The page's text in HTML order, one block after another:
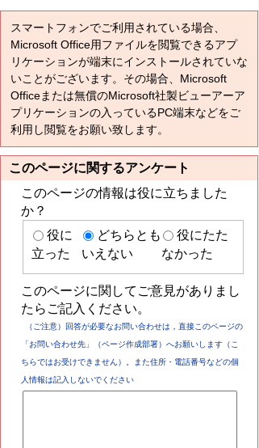
スマートフォンでご利用されている場合、
Microsoft Office用ファイルを閲覧できるアプ
リケーションが端末にインストールされていな
いことがございます。その場合、Microsoft
Officeまたは無償のMicrosoft社製ビューアーア
プリケーションの入っているPC端末などをご
利用し閲覧をお願い致します。
このページに関するアンケート
このページの情報は役に立ちました
か？
役に
立った
どちらとも
いえない
役にたた
なかった
このページに関してご意見がありまし
たらご記入ください。
（ご注意）回答が必要なお問い合わせは，直接このページの
「お問い合わせ先」（ページ作成部署）へお願いします（こ
ちらではお受けできません）。また住所・電話番号などの個
人情報は記入しないでください